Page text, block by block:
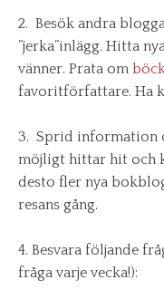
2. Besök andra
”jerka”inlägg. Hitta
vänner. Prata om
favoritförfattare. Ha
3. Sprid information
möjligt hittar hit och
desto fler nya
resans gång.
4. Besvara följande
fråga varje vecka!):